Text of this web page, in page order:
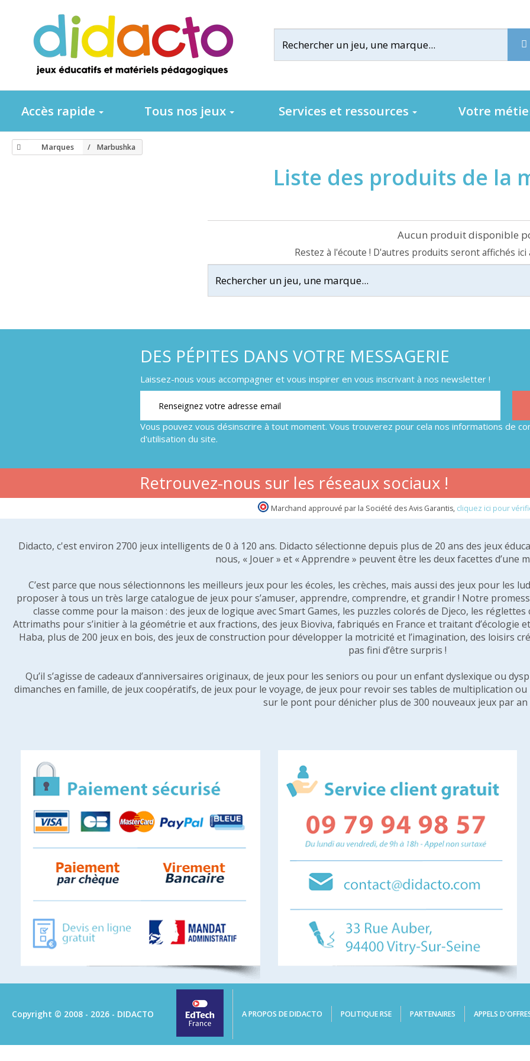
Accès rapide Tous nos jeux Services et ressources Votre
Marques Marbushka
Liste des produits de la
Aucun produit disponible
Restez à l'écoute ! D'autres produits seront affichés
DES PÉPITES DANS VOTRE MESSAGERIE
Laissez-nous vous accompagner et vous inspirer en vous inscrivant à nos newsletter !
Vous pouvez vous désinscrire à tout moment. Vous trouverez pour cela nos informations de
d'utilisation du site.
Retrouvez-nous sur les réseaux sociaux !
Marchand approuvé par la Société des Avis Garantis, cliquez ici pour
Didacto, c'est environ 2700 jeux intelligents de 0 à 120 ans. Didacto sélectionne depuis plus de 20 ans des jeux
nous, « Jouer » et « Apprendre » peuvent être les deux facettes d’une
C’est parce que nous sélectionnons les meilleurs jeux pour les écoles, les crèches, mais aussi des jeux pour les
proposer à tous un très large catalogue de jeux pour s’amuser, apprendre, comprendre, et grandir ! Notre
classe comme pour la maison : des jeux de logique avec Smart Games, les puzzles colorés de Djeco, les
Attrimaths pour s’initier à la géométrie et aux fractions, des jeux Bioviva, fabriqués en France et traitant d’écologie
Haba, plus de 200 jeux en bois, des jeux de construction pour développer la motricité et l’imagination, des loisirs
pas fini d’être surpris !
Qu’il s’agisse de cadeaux d’anniversaires originaux, de jeux pour les seniors ou pour un enfant dyslexique ou
dimanches en famille, de jeux coopératifs, de jeux pour le voyage, de jeux pour revoir ses tables de multiplication
sur le pont pour dénicher plus de 300 nouveaux jeux par an
Copyright © 2008 - 2026 - DIDACTO A PROPOS DE DIDACTO POLITIQUE RSE PARTENAIRES APPELS